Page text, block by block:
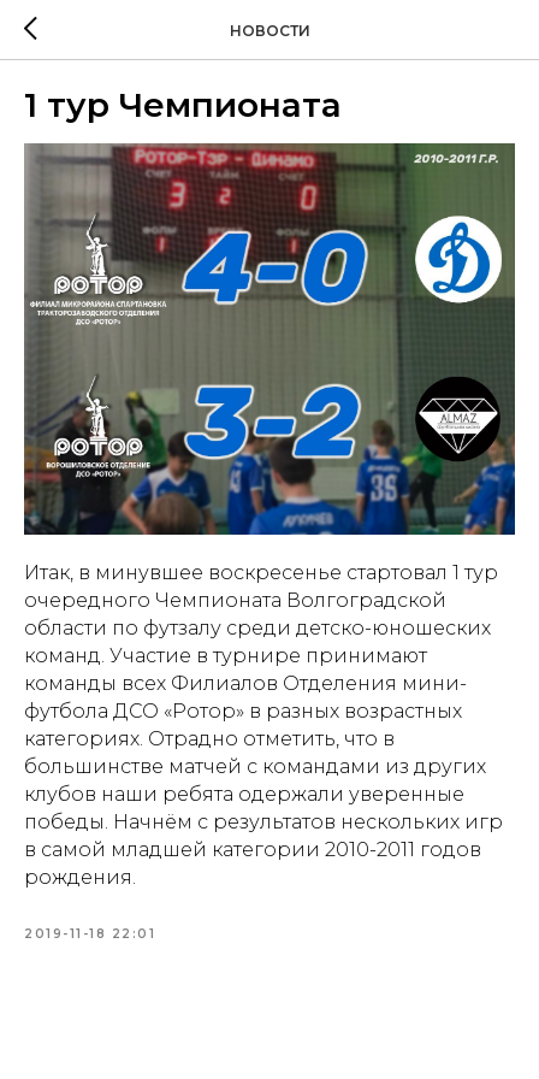
НОВОСТИ
1 тур Чемпионата
Итак, в минувшее воскресенье стартовал 1 тур
очередного Чемпионата Волгоградской
области по футзалу среди детско-юношеских
команд. Участие в турнире принимают
команды всех Филиалов Отделения мини-
футбола ДСО «Ротор» в разных возрастных
категориях. Отрадно отметить, что в
большинстве матчей с командами из других
клубов наши ребята одержали уверенные
победы. Начнём с результатов нескольких игр
в самой младшей категории 2010-2011 годов
рождения.
2019-11-18 22:01